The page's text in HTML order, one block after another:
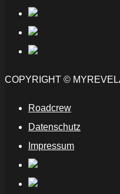
COPYRIGHT ©
Roadcrew
Datenschutz
Impressum